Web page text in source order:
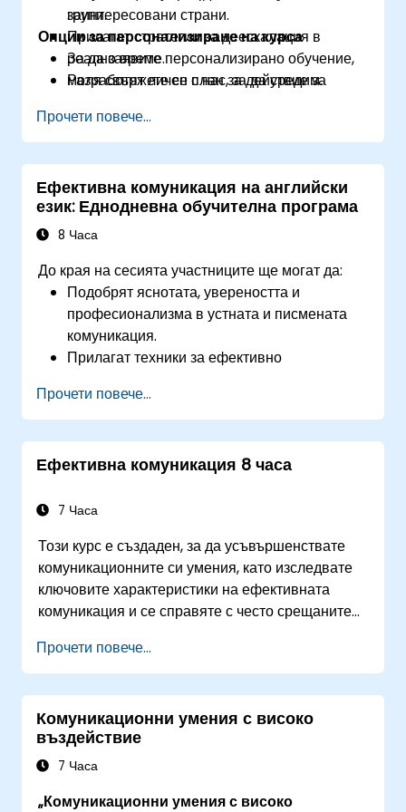
заинтересовани страни.
Прилагат стратегии за деескалация в
реално време.
Разработят личен план за действие за
групи.
Опции за персонализиране на курса
За да заявите персонализирано обучение,
моля свържете се с нас, за да уредим.
Прочети повече...
Ефективна комуникация на английски
език: Еднодневна обучителна програма
8 Часа
До края на сесията участниците ще могат да:
Подобрят яснотата, увереността и
професионализма в устната и писмената
комуникация.
Прилагат техники за ефективно
аудитории.
Подобрят граматиката, речниковия запас и
тона за бизнес комуникация.
Избягват често срещани комуникационни
Развият умения за активно слушане и
работно взаимодействие.
Прочети повече...
Ефективна комуникация 8 часа
7 Часа
Този курс е създаден, за да усъвършенствате
комуникационните си умения, като изследвате
ключовите характеристики на ефективната
комуникация и се справяте с често срещаните
практически упражнения и сценарии от реалния
свят ще се научите да управлявате емоциите
си, да разпознавате различни комуникационни
стилове и да адаптирате подхода си, за да
отговорите на нуждите на различни
събеседници.
Прочети повече...
Комуникационни умения с високо
въздействие
7 Часа
„Комуникационни умения с високо